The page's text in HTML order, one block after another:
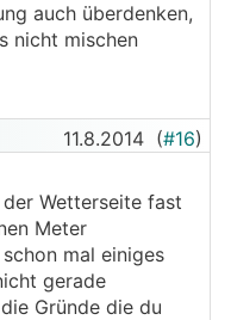
auch überdenken,
nicht mischen
11.8.2014 (#16)
Wetterseite fast
Meter
mal einiges
gerade
Gründe die du